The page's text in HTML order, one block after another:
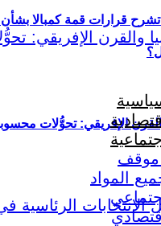
والقرن الإفريقي: تحوُّلات
تشرح قرارات قمة كمبالا
اجتماعية
موقف
المواد
اجتماعي